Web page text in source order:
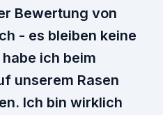
Bewertung von
- es bleiben keine
ich beim
unserem Rasen
Ich bin wirklich